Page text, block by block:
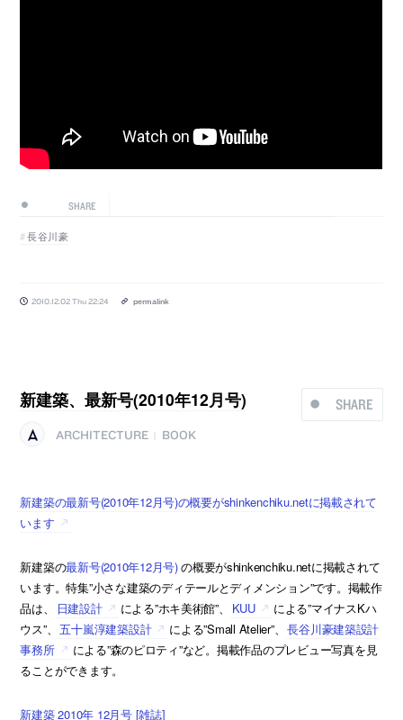
SHARE
長谷川豪
2010.12.02 Thu 22:24 permalink
SHARE
新建築、最新号(2010年12月号)
ARCHITECTURE BOOK
新建築の最新号(2010年12月号)の概要がshinkenchiku.netに掲載されて
います
新建築の最新号(2010年12月号)の概要がshinkenchiku.netに掲載されて
います。特集”小さな建築のディテールとディメンション”です。掲載作
品は、
日建設計 による”ホキ美術館”、 KUU
による”マイナスKハ
ウス”、 五十嵐淳建築設計 による”Small Atelier”、 長谷川豪建築設計
事務所
による”森のピロティ”など。掲載作品のプレビュー写真を見
ることができます。
新建築 2010年 12月号 [雑誌]